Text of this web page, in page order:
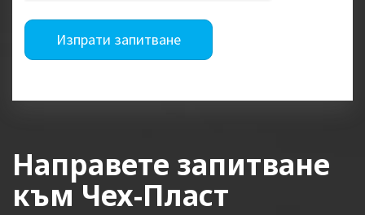
Изпрати запитване
Направете запитване
към Чех-Пласт